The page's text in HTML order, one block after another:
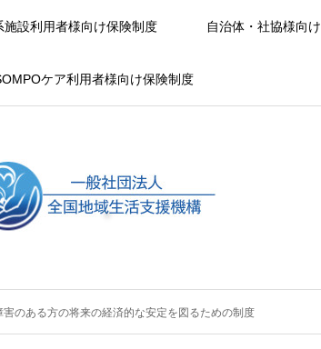
施設利用者様向け保険制度 自治体・社協様向け
ケア利用者様向け保険制度
のある方の将来の経済的な安定を図るための制度